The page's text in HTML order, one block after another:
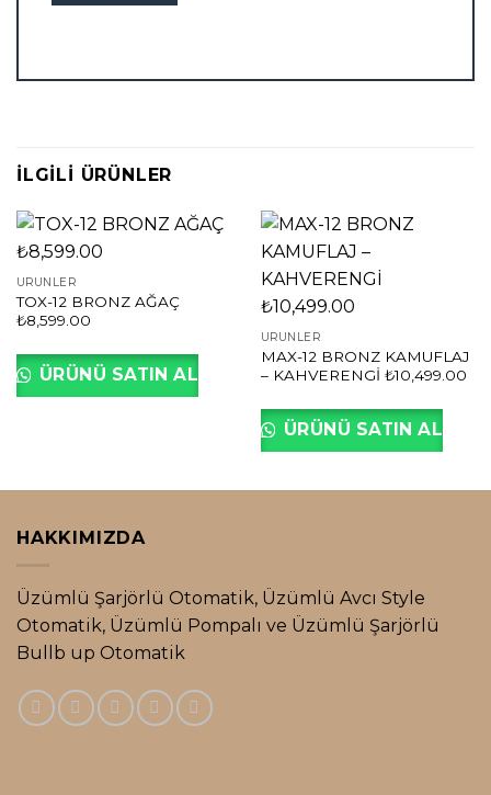
İLGILI ÜRÜNLER
ÜRÜNLER
TOX-12 BRONZ AĞAÇ
₺8,599.00
ÜRÜNÜ SATIN AL
ÜRÜNLER
MAX-12 BRONZ KAMUFLAJ
– KAHVERENGİ ₺10,499.00
ÜRÜNÜ SATIN AL
HAKKIMIZDA
Üzümlü Şarjörlü Otomatik, Üzümlü Avcı Style
Otomatik, Üzümlü Pompalı ve Üzümlü Şarjörlü
Bullb up Otomatik